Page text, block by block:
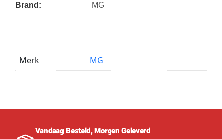
Brand:
MG
Merk MG
Vandaag Besteld, Morgen Geleverd